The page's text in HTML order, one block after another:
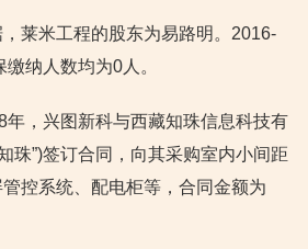
莱米工程的股东为易路明。2016-
纳人数均为0人。
年，兴图新科与西藏知珠信息科技有
珠”)签订合同，向其采购室内小间距
控系统、配电柜等，合同金额为